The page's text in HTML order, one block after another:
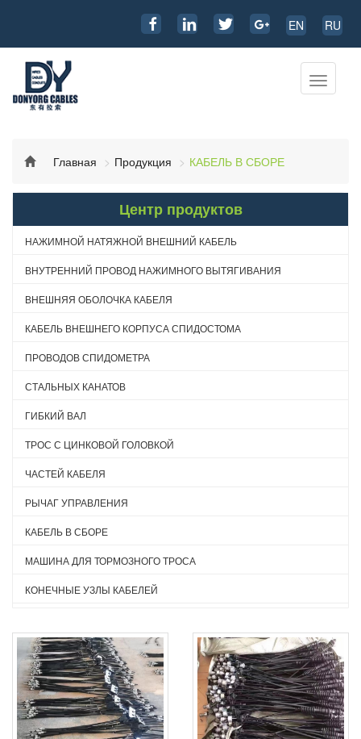
EN RU
Главная
Продукция КАБЕЛЬ В СБОРЕ
Центр продуктов
НАЖИМНОЙ НАТЯЖНОЙ ВНЕШНИЙ КАБЕЛЬ
ВНУТРЕННИЙ ПРОВОД НАЖИМНОГО ВЫТЯГИВАНИЯ
ВНЕШНЯЯ ОБОЛОЧКА КАБЕЛЯ
КАБЕЛЬ ВНЕШНЕГО КОРПУСА СПИДОСТОМА
ПРОВОДОВ СПИДОМЕТРА
СТАЛЬНЫХ КАНАТОВ
ГИБКИЙ ВАЛ
ТРОС С ЦИНКОВОЙ ГОЛОВКОЙ
ЧАСТЕЙ КАБЕЛЯ
РЫЧАГ УПРАВЛЕНИЯ
КАБЕЛЬ В СБОРЕ
МАШИНА ДЛЯ ТОРМОЗНОГО ТРОСА
КОНЕЧНЫЕ УЗЛЫ КАБЕЛЕЙ